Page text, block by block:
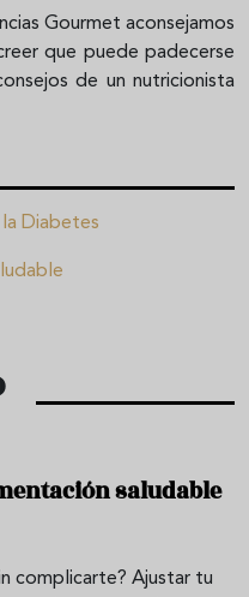
Gourmet aconsejamos
que puede padecerse
de un nutricionista
Diabetes
saludable
complicarte? Ajustar tu